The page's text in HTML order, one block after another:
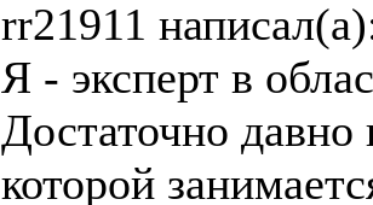
rr21911
Я - эксперт в
Достаточно давно
которой